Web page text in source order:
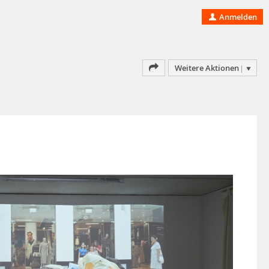
Anmelden
Weitere Aktionen